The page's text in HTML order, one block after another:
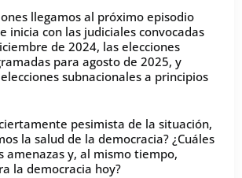
llegamos al próximo episodio
inicia con las judiciales convocadas
de 2024, las elecciones
para agosto de 2025, y
subnacionales a principios
pesimista de la situación,
la salud de la democracia? ¿Cuáles
amenazas y, al mismo tiempo,
la democracia hoy?